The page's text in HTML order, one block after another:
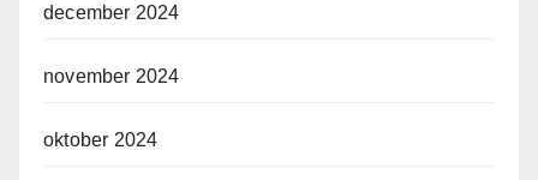
december 2024
november 2024
oktober 2024